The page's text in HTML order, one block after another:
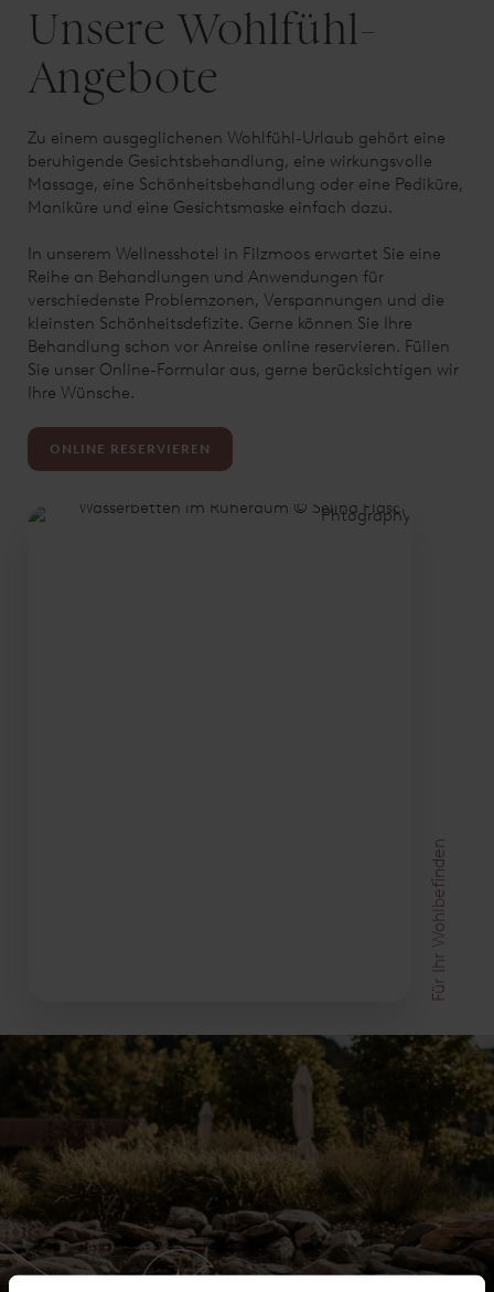
Für Ihr Wohlbefinden
Unsere Wohlfühl-
Angebote
Zu einem ausgeglichenen Wohlfühl-Urlaub gehört eine
beruhigende Gesichtsbehandlung, eine wirkungsvolle
Massage, eine Schönheitsbehandlung oder eine Pediküre,
Maniküre und eine Gesichtsmaske einfach dazu.
In unserem Wellnesshotel in Filzmoos erwartet Sie eine
Reihe an Behandlungen und Anwendungen für
verschiedenste Problemzonen, Verspannungen und die
kleinsten Schönheitsdefizite. Gerne können Sie Ihre
Behandlung schon vor Anreise online reservieren. Füllen
Sie unser Online-Formular aus, gerne berücksichtigen wir
Ihre Wünsche.
ONLINE RESERVIEREN